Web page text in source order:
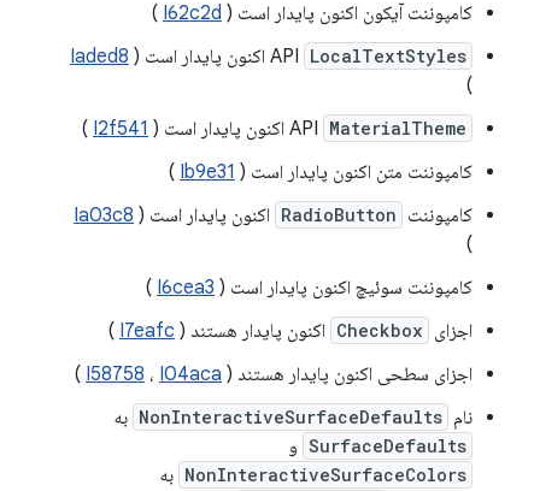
کامپوننت آیکون اکنون پایدار است ( I62c2d
)
API LocalTextStyles اکنون پایدار است ( Iaded8
)
API MaterialTheme اکنون پایدار است ( I2f541
)
کامپوننت متن اکنون پایدار است ( Ib9e31
)
کامپوننت RadioButton اکنون پایدار است ( Ia03c8
)
کامپوننت سوئیچ اکنون پایدار است ( I6cea3
)
اجزای Checkbox اکنون پایدار هستند ( I7eafc
)
اجزای سطحی اکنون پایدار هستند (
I58758 ، I04aca
)
نام NonInteractiveSurfaceDefaults به
SurfaceDefaults و
NonInteractiveSurfaceColors به